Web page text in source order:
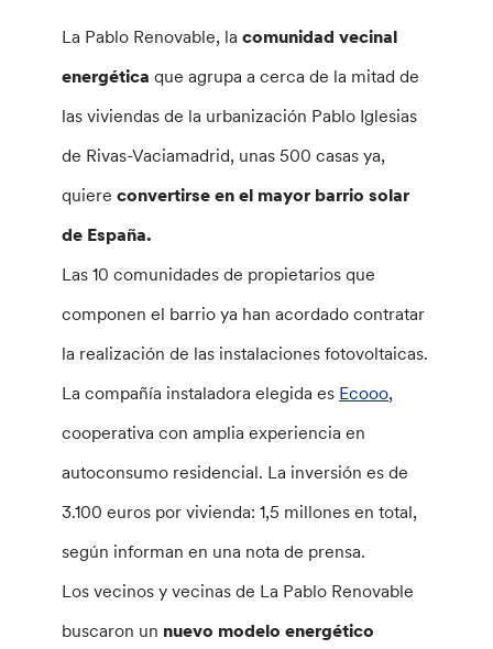
La Pablo Renovable, lacomunidad vecinal
energética que agrupa a cerca de la mitad de
las viviendas de la urbanización Pablo Iglesias
de Rivas-Vaciamadrid, unas 500 casas ya,
quiereconvertirse en el mayor barrio solar
de España.
Las 10 comunidades de propietarios que
componen el barrio ya han acordado contratar
la realización de las instalaciones fotovoltaicas.
La compañía instaladora elegida es Ecooo,
cooperativa con amplia experiencia en
autoconsumo residencial. La inversión es de
3.100 euros por vivienda: 1,5 millones en total,
según informan en una nota de prensa.
Los vecinos y vecinas de La Pablo Renovable
buscaron un nuevo modelo energético